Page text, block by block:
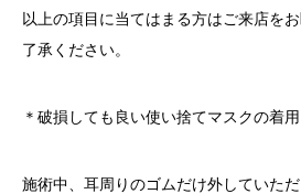
以上の項目に当てはまる方はご来店を
了承ください。
＊破損しても良い使い捨てマスクの着用
施術中、耳周りのゴムだけ外していた